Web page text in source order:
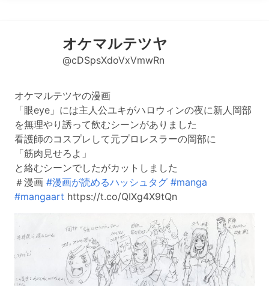
オケマルテツヤ
@cDSpsXdoVxVmwRn
オケマルテツヤの漫画
「眼eye」には主人公ユキがハロウィンの夜に新人岡部
を無理やり誘って飲むシーンがありました
看護師のコスプレして元プロレスラーの岡部に
「筋肉見せろよ」
と絡むシーンでしたがカットしました
＃漫画 #漫画が読めるハッシュタグ #manga
#mangaart https://t.co/QIXg4X9tQn